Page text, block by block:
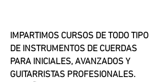
IMPARTIMOS CURSOS DE TODO TIPO
DE INSTRUMENTOS DE CUERDAS
PARA INICIALES, AVANZADOS Y
GUITARRISTAS PROFESIONALES.